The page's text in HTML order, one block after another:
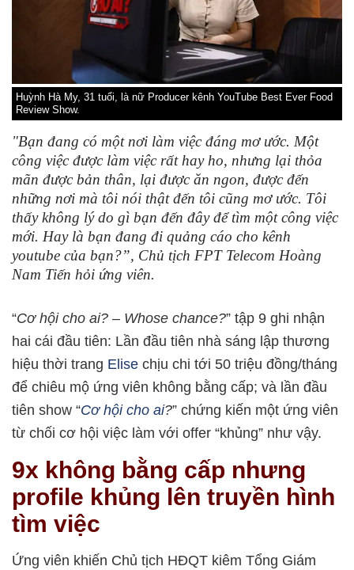
Huỳnh Hà My, 31 tuổi, là nữ Producer kênh YouTube Best Ever Food
Review Show.
"Bạn đang có một nơi làm việc đáng mơ ước. Một
công việc được làm việc rất hay ho, nhưng lại thỏa
mãn được bản thân, lại được ăn ngon, được đến
những nơi mà tôi nói thật đến tôi cũng mơ ước. Tôi
thấy không lý do gì bạn đến đây để tìm một công việc
mới. Hay là bạn đang đi quảng cáo cho kênh
youtube của bạn?”, Chủ tịch FPT Telecom Hoàng
Nam Tiến hỏi ứng viên.
“Cơ hội cho ai? – Whose chance?” tập 9 ghi nhận
hai cái đầu tiên: Lần đầu tiên nhà sáng lập thương
hiệu thời trang Elise chịu chi tới 50 triệu đồng/tháng
để chiêu mộ ứng viên không bằng cấp; và lần đầu
tiên show “Cơ hội cho ai?” chứng kiến một ứng viên
từ chối cơ hội việc làm với offer “khủng” như vậy.
9x không bằng cấp nhưng
profile khủng lên truyền hình
tìm việc
Ứng viên khiến Chủ tịch HĐQT kiêm Tổng Giám